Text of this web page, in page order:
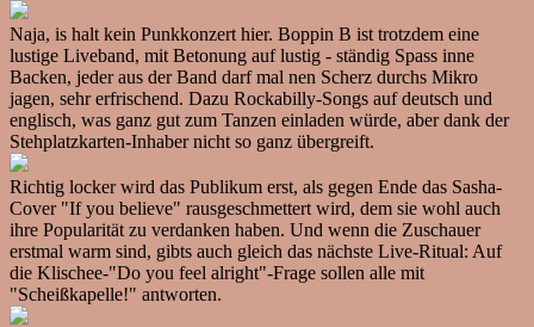
Naja, is halt kein Punkkonzert hier. Boppin B ist trotzdem eine
lustige Liveband, mit Betonung auf lustig - ständig Spass inne
Backen, jeder aus der Band darf mal nen Scherz durchs Mikro
jagen, sehr erfrischend. Dazu Rockabilly-Songs auf deutsch und
englisch, was ganz gut zum Tanzen einladen würde, aber dank der
Stehplatzkarten-Inhaber nicht so ganz übergreift.
Richtig locker wird das Publikum erst, als gegen Ende das Sasha-
Cover "If you believe" rausgeschmettert wird, dem sie wohl auch
ihre Popularität zu verdanken haben. Und wenn die Zuschauer
erstmal warm sind, gibts auch gleich das nächste Live-Ritual: Auf
die Klischee-"Do you feel alright"-Frage sollen alle mit
"Scheißkapelle!" antworten.